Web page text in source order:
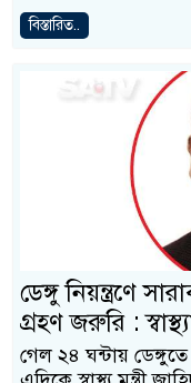
বিস্তারিত..
ডেঙ্গু নিয়ন্ত্রণে
গ্রহণ জরুরি :
গেল ২৪ ঘন্টায়